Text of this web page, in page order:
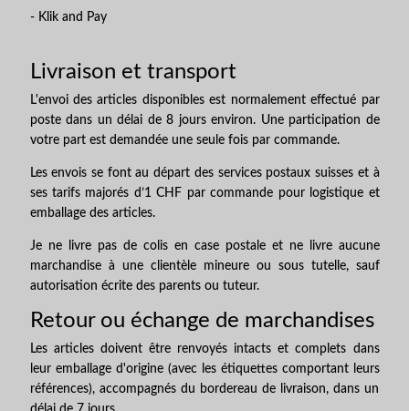
- Klik and Pay
Livraison et transport
L'envoi des articles disponibles est normalement effectué par
poste dans un délai de 8 jours environ. Une participation de
votre part est demandée une seule fois par commande.
Les envois se font au départ des services postaux suisses et à
ses tarifs majorés d’1 CHF par commande pour logistique et
emballage des articles.
Je ne livre pas de colis en case postale et ne livre aucune
marchandise à une clientèle mineure ou sous tutelle, sauf
autorisation écrite des parents ou tuteur.
Retour ou échange de marchandises
Les articles doivent être renvoyés intacts et complets dans
leur emballage d'origine (avec les étiquettes comportant leurs
références), accompagnés du bordereau de livraison, dans un